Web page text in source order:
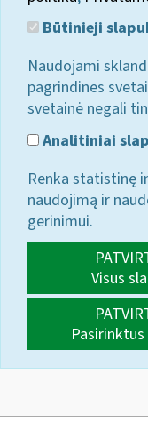
Būtinieji
Naudojami
pagrindines
svetainė negali
Analitiniai
Renka statistinę
naudojimą ir
gerinimui.
Visus